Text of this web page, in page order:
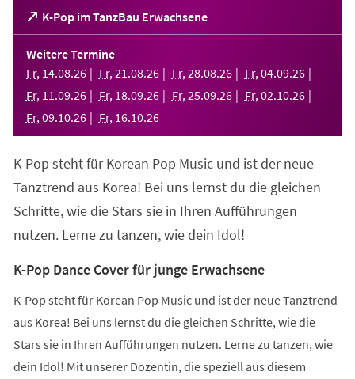
K-Pop im TanzBau Erwachsene
(Öffnet
in
einem
neuen
Tab)
Weitere Termine
Fr, 14.08.26 Fr, 21 .08.26 Fr, 28.08.26 Fr, 04.09.26
Fr, 11 .09.26 Fr, 18.09.26 Fr, 25.09.26 Fr, 02.10.26
Fr, 09.10.26 Fr, 16.10.26
K-Pop steht für Korean Pop Music und ist der neue
Tanztrend aus Korea! Bei uns lernst du die gleichen
Schritte, wie die Stars sie in Ihren Aufführungen
nutzen. Lerne zu tanzen, wie dein Idol!
K-Pop Dance Cover für junge Erwachsene
K-Pop steht für Korean Pop Music und ist der neue Tanztrend
aus Korea! Bei uns lernst du die gleichen Schritte, wie die
Stars sie in Ihren Aufführungen nutzen. Lerne zu tanzen, wie
dein Idol! Mit unserer Dozentin, die speziell aus diesem